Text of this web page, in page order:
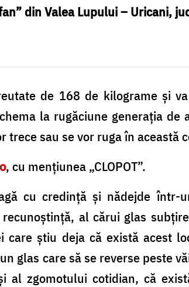
din Valea Lupului – Uricani,
de 168 de kilograme și
la rugăciune generația de
sau se vor ruga în această
, cu mențiunea „CLOPOT”.
cu credință și nădejde într-
al cărui glas
știu deja că există acest
glas care să se reverse peste
zgomotului cotidian, că